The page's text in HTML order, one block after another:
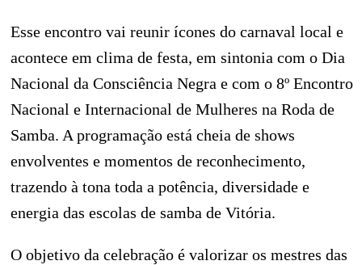
Esse encontro vai reunir ícones do carnaval local e
acontece em clima de festa, em sintonia com o Dia
Nacional da Consciência Negra e com o 8º Encontro
Nacional e Internacional de Mulheres na Roda de
Samba. A programação está cheia de shows
envolventes e momentos de reconhecimento,
trazendo à tona toda a potência, diversidade e
energia das escolas de samba de Vitória.
O objetivo da celebração é valorizar os mestres das